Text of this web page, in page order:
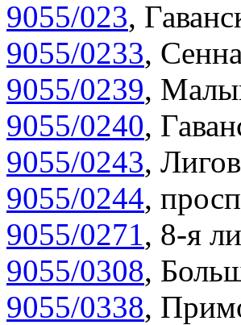
9055/023,
9055/0233,
9055/0239,
9055/0240,
9055/0243,
9055/0244,
9055/0271, 8-я
9055/0308,
9055/0338,